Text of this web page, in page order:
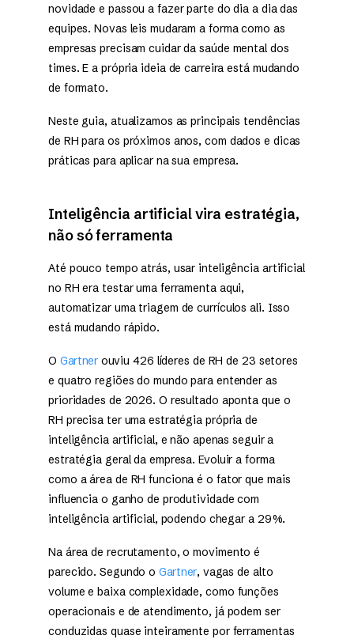
novidade e passou a fazer parte do dia a dia das
equipes. Novas leis mudaram a forma como as
empresas precisam cuidar da saúde mental dos
times. E a própria ideia de carreira está mudando
de formato.
Neste guia, atualizamos as principais tendências
de RH para os próximos anos, com dados e dicas
práticas para aplicar na sua empresa.
Inteligência artificial vira estratégia,
não só ferramenta
Até pouco tempo atrás, usar inteligência artificial
no RH era testar uma ferramenta aqui,
automatizar uma triagem de currículos ali. Isso
está mudando rápido.
O Gartnerouviu 426 líderes de RH de 23 setores
e quatro regiões do mundo para entender as
prioridades de 2026. O resultado aponta que o
RH precisa ter uma estratégia própria de
inteligência artificial, e não apenas seguir a
estratégia geral da empresa. Evoluir a forma
como a área de RH funciona é o fator que mais
influencia o ganho de produtividade com
inteligência artificial, podendo chegar a 29%.
Na área de recrutamento, o movimento é
parecido. Segundo oGartner, vagas de alto
volume e baixa complexidade, como funções
operacionais e de atendimento, já podem ser
conduzidas quase inteiramente por ferramentas